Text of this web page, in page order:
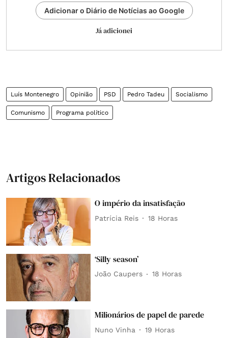
Adicionar o Diário de Notícias ao Google
Já adicionei
Luís Montenegro Opinião PSD Pedro Tadeu Socialismo
Comunismo Programa político
Artigos Relacionados
O império da insatisfação
Patrícia Reis 18 Horas
‘Silly season’
João Caupers 18 Horas
Milionários de papel de parede
Nuno Vinha 19 Horas